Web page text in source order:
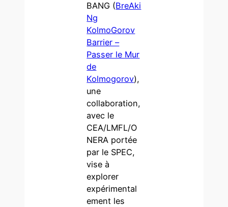
BANG (BreAki
Ng
KolmoGorov
Barrier –
Passer le Mur
de
Kolmogorov),
une
collaboration,
avec le
CEA/LMFL/O
NERA portée
par le SPEC,
vise à
explorer
expérimental
ement les